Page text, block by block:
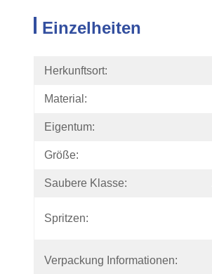
Einzelheiten
Herkunftsort:
Material:
Eigentum:
Größe:
Saubere Klasse:
Spritzen:
Verpackung Informationen: